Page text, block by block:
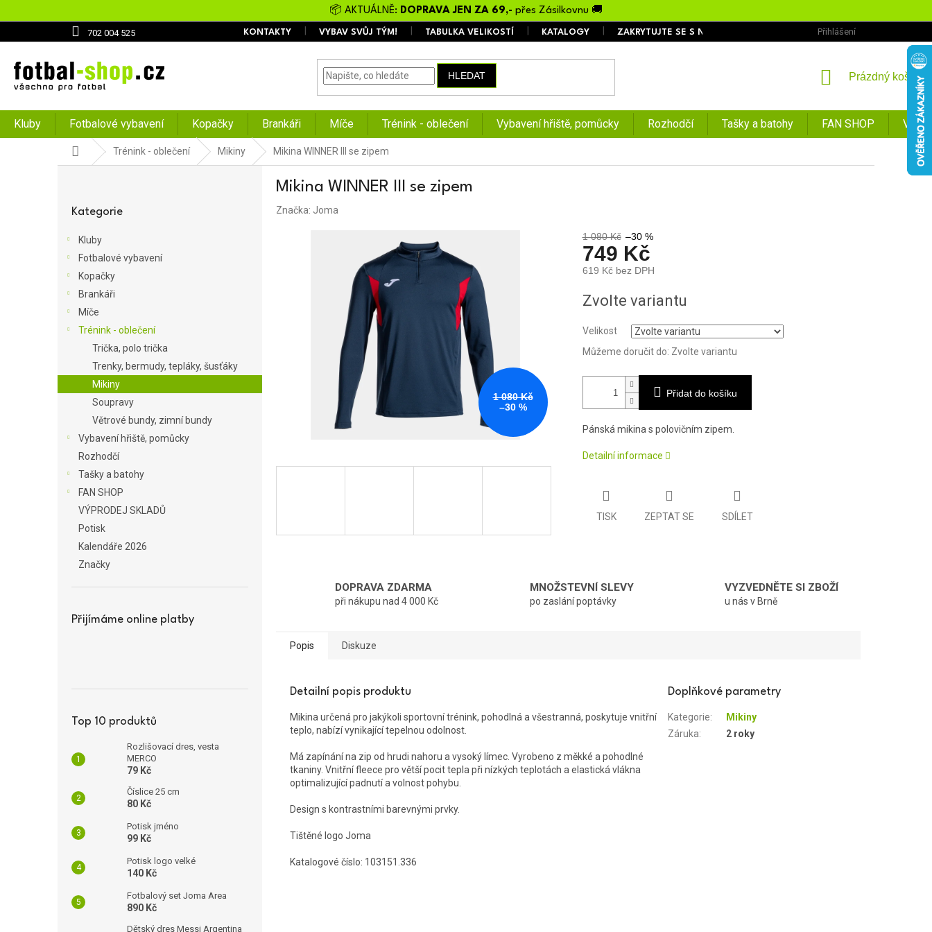
na
📦 AKTUÁLNĚ: DOPRAVA JEN ZA 69,- přes Zásilkovnu 🚚
702 004 525 KONTAKTY VYBAV SVŮJ TÝM! TABULKA VELIKOSTÍ KATALOGY ZAKRYTUJTE SE S NÁMI OBCHODNÍ PODMÍNKY
Přihlášení
HLEDAT
NÁKUPNÍ
Prázdný košík
Kluby Fotbalové vybavení Kopačky Brankáři Míče Trénink - oblečení Vybavení hřiště, pomůcky Rozhodčí Tašky a batohy FAN SHOP
Domů Trénink - oblečení Mikiny Mikina WINNER III se zipem
kategorie
Kategorie
Kluby
Fotbalové vybavení
Kopačky
Brankáři
Míče
Trénink - oblečení
Trička, polo trička
Trenky, bermudy, tepláky, šusťáky
Mikiny
Soupravy
Větrové bundy, zimní bundy
Vybavení hřiště, pomůcky
Rozhodčí
Tašky a batohy
FAN SHOP
VÝPRODEJ SKLADŮ
Potisk
Kalendáře 2026
Značky
Přijímáme online platby
Top 10 produktů
Rozlišovací dres, vesta
MERCO
79 Kč
Číslice 25 cm
80 Kč
Potisk jméno
99 Kč
Potisk logo velké
140 Kč
Fotbalový set Joma Area
890 Kč
Dětský dres Messi Argentina
Mikina WINNER III se zipem
Značka: Joma
1 080 Kč
–30 %
1 080 Kč –30 %
749 Kč
619 Kč bez DPH
cena:
Zvolte variantu
Velikost
Můžeme doručit do: Zvolte variantu
Přidat do košíku
Pánská mikina s polovičním zipem.
Detailní informace
TISK ZEPTAT SE SDÍLET
DOPRAVA ZDARMA
při nákupu nad 4 000 Kč
MNOŽSTEVNÍ SLEVY
po zaslání poptávky
VYZVEDNĚTE SI ZBOŽÍ
u nás v Brně
Popis Diskuze
Detailní popis produktu
Mikina určená pro jakýkoli sportovní trénink, pohodlná a všestranná, poskytuje vnitřní
teplo, nabízí vynikající tepelnou odolnost.
Má zapínání na zip od hrudi nahoru a vysoký límec. Vyrobeno z měkké a pohodlné
tkaniny. Vnitřní fleece pro větší pocit tepla při nízkých teplotách a elastická vlákna
optimalizující padnutí a volnost pohybu.
Design s kontrastními barevnými prvky.
Tištěné logo Joma
Katalogové číslo: 103151.336
Doplňkové parametry
Kategorie:
Mikiny
Záruka: 2 roky